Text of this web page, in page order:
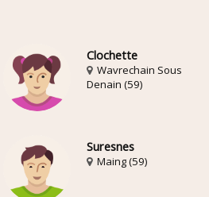
Clochette
Wavrechain Sous
Denain (59)
Suresnes
Maing (59)